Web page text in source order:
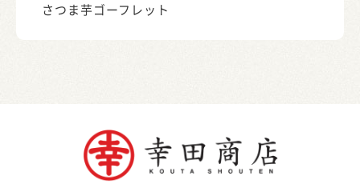
さつま芋ゴーフレット